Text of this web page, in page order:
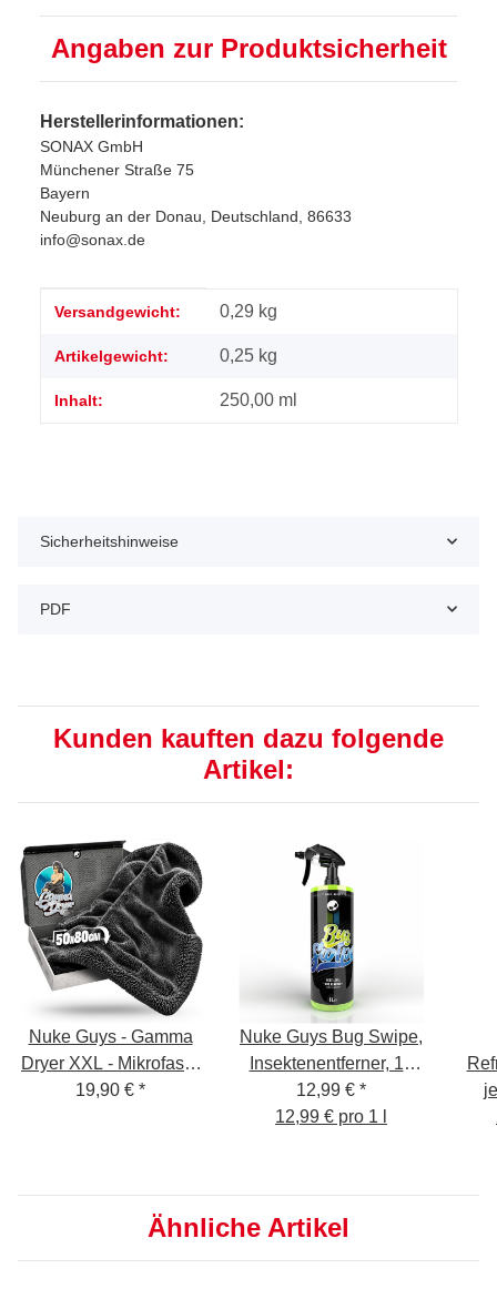
Angaben zur Produktsicherheit
Herstellerinformationen:
SONAX GmbH
Münchener Straße 75
Bayern
Neuburg an der Donau, Deutschland, 86633
info@sonax.de
Produkteigenschaft
Wert
Versandgewicht: 0,29 kg
Artikelgewicht: 0,25 kg
Inhalt: 250,00 ml
Sicherheitshinweise
PDF
Kunden kauften dazu folgende
Artikel:
Nuke Guys - Gamma
Dryer XXL - Mikrofaser
Trockentuch - 1400
19,90 € *
Nuke Guys Bug Swipe,
Insektenentferner, 1L
inkl. Canyon Sprühkopf
12,99 € *
12,99 € pro 1 l
Ähnliche Artikel